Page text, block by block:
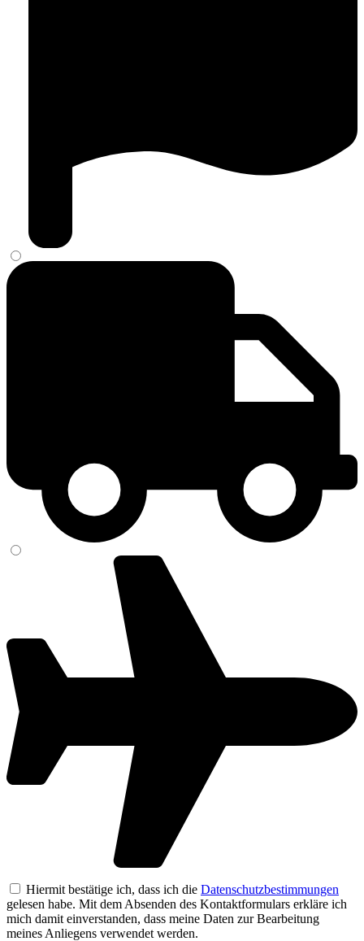
Hiermit bestätige ich, dass ich die Datenschutzbestimmungen
gelesen habe. Mit dem Absenden des Kontaktformulars erkläre ich
mich damit einverstanden, dass meine Daten zur Bearbeitung
meines Anliegens verwendet werden.